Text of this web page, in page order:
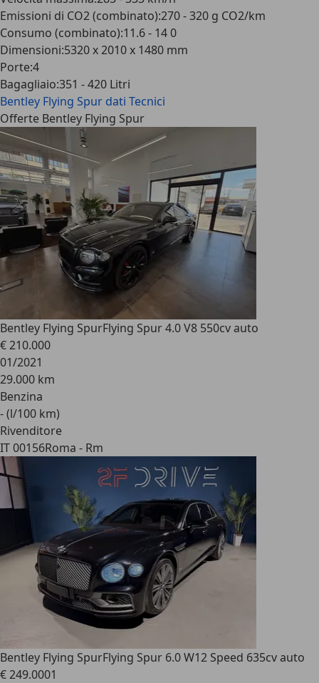
Emissioni di CO2 (combinato):270 - 320 g CO2/km
Consumo (combinato):11.6 - 14 0
Dimensioni:5320 x 2010 x 1480 mm
Porte:4
Bagagliaio:351 - 420 Litri
Bentley Flying Spur dati Tecnici
Offerte Bentley Flying Spur
Bentley Flying SpurFlying Spur 4.0 V8 550cv auto
€ 210.000
01/2021
29.000 km
Benzina
- (l/100 km)
Rivenditore
IT 00156Roma - Rm
Bentley Flying SpurFlying Spur 6.0 W12 Speed 635cv auto
€ 249.0001